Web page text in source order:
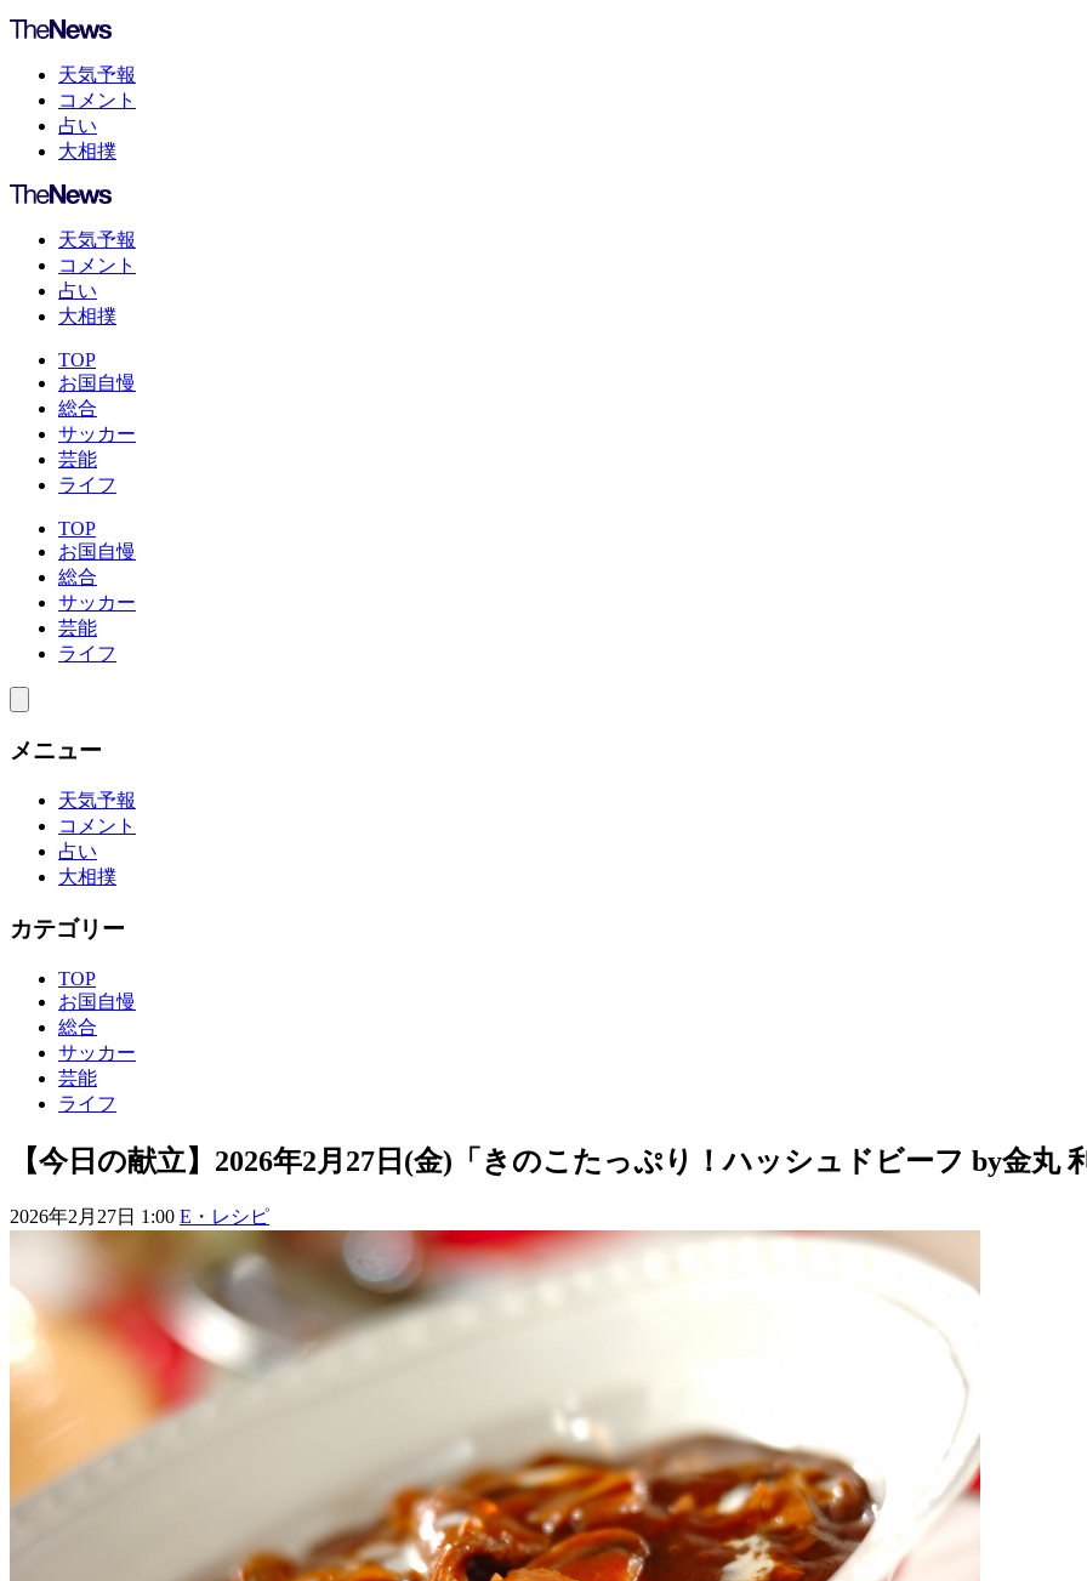
天気予報
コメント
占い
大相撲
天気予報
コメント
占い
大相撲
TOP
お国自慢
総合
サッカー
芸能
ライフ
TOP
お国自慢
総合
サッカー
芸能
ライフ
メニュー
天気予報
コメント
占い
大相撲
カテゴリー
TOP
お国自慢
総合
サッカー
芸能
ライフ
【今日の献立】2026年2月27日(金)「きのこたっぷり！ハッシュドビーフ by金丸
2026年2月27日 1:00 E・レシピ